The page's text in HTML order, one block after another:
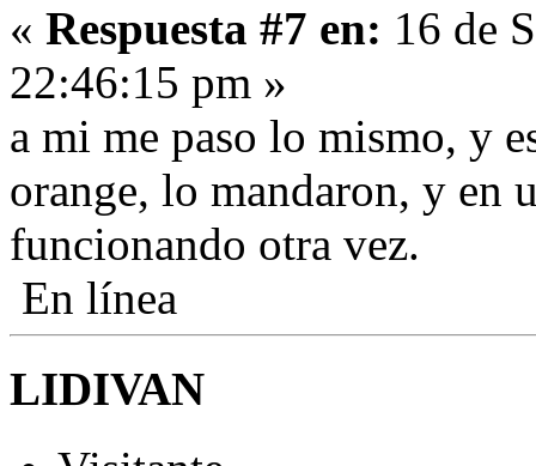
« Respuesta #7 en: 16 de
22:46:15 pm »
a mi me paso lo mismo, y
orange, lo mandaron, y en
funcionando otra vez.
En línea
LIDIVAN